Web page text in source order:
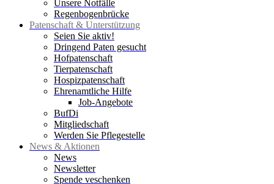
Unsere Notfälle
Regenbogenbrücke
Patenschaft & Unterstützung
Seien Sie aktiv!
Dringend Paten gesucht
Hofpatenschaft
Tierpatenschaft
Hospizpatenschaft
Ehrenamtliche Hilfe
Job-Angebote
BufDi
Mitgliedschaft
Werden Sie Pflegestelle
News & Aktionen
News
Newsletter
Spende veschenken